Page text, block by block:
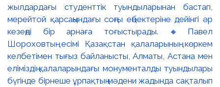
жылдардағы студенттік туындыларынан бастап,
мерейтой қарсаңындағы соңғы еңбектеріне дейінгі әр
кезеңді бір арнаға тоғыстырады. 🔸Павел
Шороховтың есімі Қазақстан қалаларының көркем
келбетімен тығыз байланысты, Алматы, Астана мен
еліміздің қалаларындағы монументалды туындылары
бүгінде бірнеше ұрпақтың мәдени жадында сақталып